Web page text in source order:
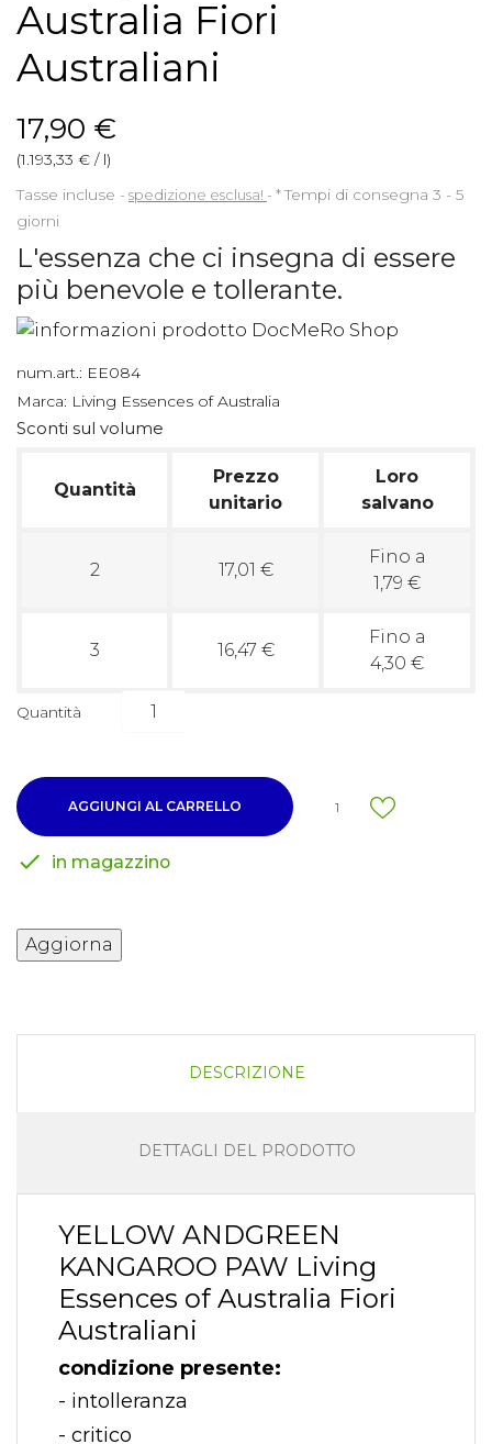
Australia Fiori
Australiani
17,90 €
(1.193,33 € / l)
Tasse incluse
spedizione esclusa! *Tempi di consegna 3 - 5
giorni
L'essenza che ci insegna di essere
più benevole e tollerante.
num.art.: EE084
Marca: Living Essences of Australia
Sconti sul volume
Quantità
Prezzo
unitario
Loro
salvano
2 17,01 €
Fino a
1,79 €
3 16,47 €
Fino a
4,30 €
Quantità
AGGIUNGI AL CARRELLO 1
 in magazzino
DESCRIZIONE
DETTAGLI DEL PRODOTTO
YELLOW ANDGREEN
KANGAROO PAW Living
Essences of Australia Fiori
Australiani
condizione presente:
- intolleranza
- critico